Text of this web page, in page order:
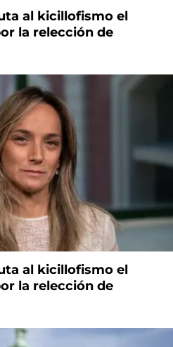
al kicillofismo el
la relección de
al kicillofismo el
la relección de